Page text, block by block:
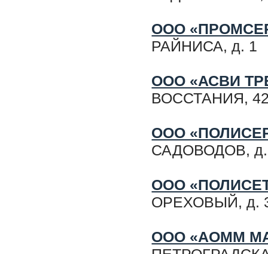
ООО
РАЙНИСА, д. 1
ООО «АСВИ
ВОССТАНИЯ,
ООО
САДОВОДОВ, д.
ООО
ОРЕХОВЫЙ, д.
ООО «АОММ